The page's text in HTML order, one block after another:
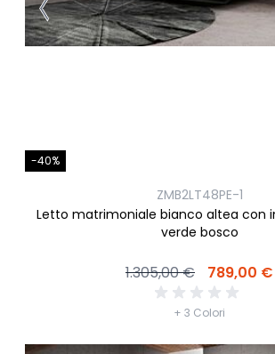
-40%
ZMB2LT48PE-1
Letto matrimoniale bianco altea con
verde bosco
1.305,00 € 789,00 €
+ 3 Colori